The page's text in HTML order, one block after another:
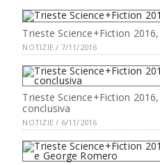
Trieste Science+Fiction
NOTIZIE / 7/11/2016
Trieste Science+Fiction
conclusiva
NOTIZIE / 6/11/2016